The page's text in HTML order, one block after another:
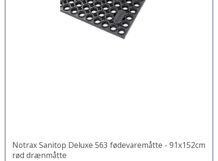
Notrax Sanitop Deluxe 563 fødevaremåtte - 91x152cm
rød drænmåtte